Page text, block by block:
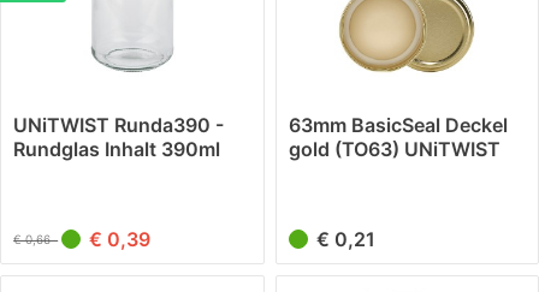
UNiTWIST Runda390 -
Rundglas Inhalt 390ml
€ 0,66 € 0,39
63mm BasicSeal Deckel
gold (TO63) UNiTWIST
€ 0,21